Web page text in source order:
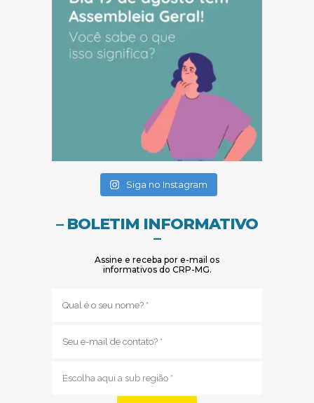
Siga no Instagram
– BOLETIM INFORMATIVO
–
Assine e receba por e-mail os
informativos do CRP-MG.
mail
região